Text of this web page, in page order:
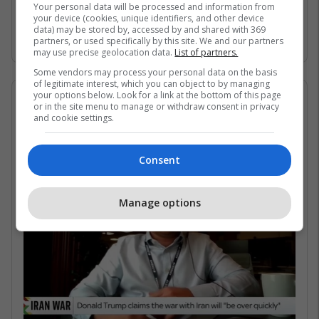
Gjirin Persik dhe nuk janë në gjendje të arrijnë
në det të hapur për shkak të bllokadës
iraniane. /Telegrafi/
07/05/2026 • 16:19
Në çfarë kushtesh mund të
rihapet Ngushtica e Hormuzit?
Your personal data will be processed and information from
your device (cookies, unique identifiers, and other device
data) may be stored by, accessed by and shared with 369
partners, or used specifically by this site. We and our partners
may use precise geolocation data. List of partners.
Some vendors may process your personal data on the basis
of legitimate interest, which you can object to by managing
your options below. Look for a link at the bottom of this page
or in the site menu to manage or withdraw consent in privacy
and cookie settings.
Consent
Manage options